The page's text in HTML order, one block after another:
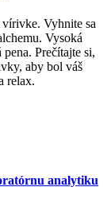
Vyhnite sa
Vysoká
Prečítajte si,
aby bol váš
relax.
analytiku